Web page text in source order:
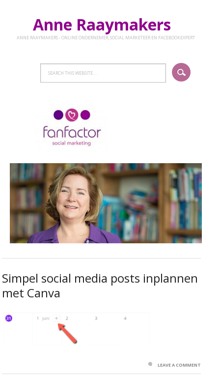
Anne Raaymakers
ANNE RAAYMAKERS - ONLINE ONDERNEMER, SOCIAL MARKETEER EN FACEBOOKEXPERT
Simpel social media posts inplannen
met Canva
LEAVE A COMMENT